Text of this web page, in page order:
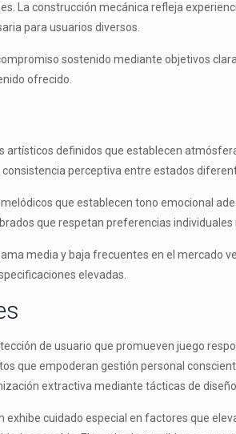
La construcción mecánica refleja
para usuarios diversos.
sostenido mediante objetivos
ofrecido.
definidos que establecen
perceptiva entre estados
que establecen tono emocional
que respetan preferencias individuales
media y baja frecuentes en el mercado
elevadas.
de usuario que promueven juego
que empoderan gestión personal
extractiva mediante tácticas de
cuidado especial en factores que